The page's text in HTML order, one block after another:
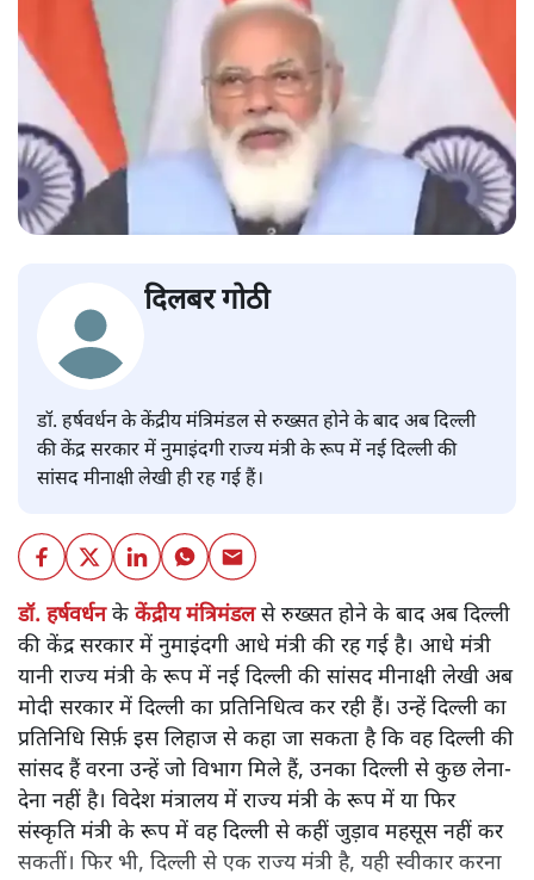
दिलबर गोठी
डॉ. हर्षवर्धन के केंद्रीय मंत्रिमंडल से रुख्सत होने के बाद अब दिल्ली
की केंद्र सरकार में नुमाइंदगी राज्य मंत्री के रूप में नई दिल्ली की
सांसद मीनाक्षी लेखी ही रह गई हैं।
डॉ. हर्षवर्धनके केंद्रीय मंत्रिमंडलसे रुख्सत होने के बाद अब दिल्ली
की केंद्र सरकार में नुमाइंदगी आधे मंत्री की रह गई है। आधे मंत्री
यानी राज्य मंत्री के रूप में नई दिल्ली की सांसद मीनाक्षी लेखी अब
मोदी सरकार में दिल्ली का प्रतिनिधित्व कर रही हैं। उन्हें दिल्ली का
प्रतिनिधि सिर्फ़ इस लिहाज से कहा जा सकता है कि वह दिल्ली की
सांसद हैं वरना उन्हें जो विभाग मिले हैं, उनका दिल्ली से कुछ लेना-
देना नहीं है। विदेश मंत्रालय में राज्य मंत्री के रूप में या फिर
संस्कृति मंत्री के रूप में वह दिल्ली से कहीं जुड़ाव महसूस नहीं कर
सकतीं। फिर भी, दिल्ली से एक राज्य मंत्री है, यही स्वीकार करना